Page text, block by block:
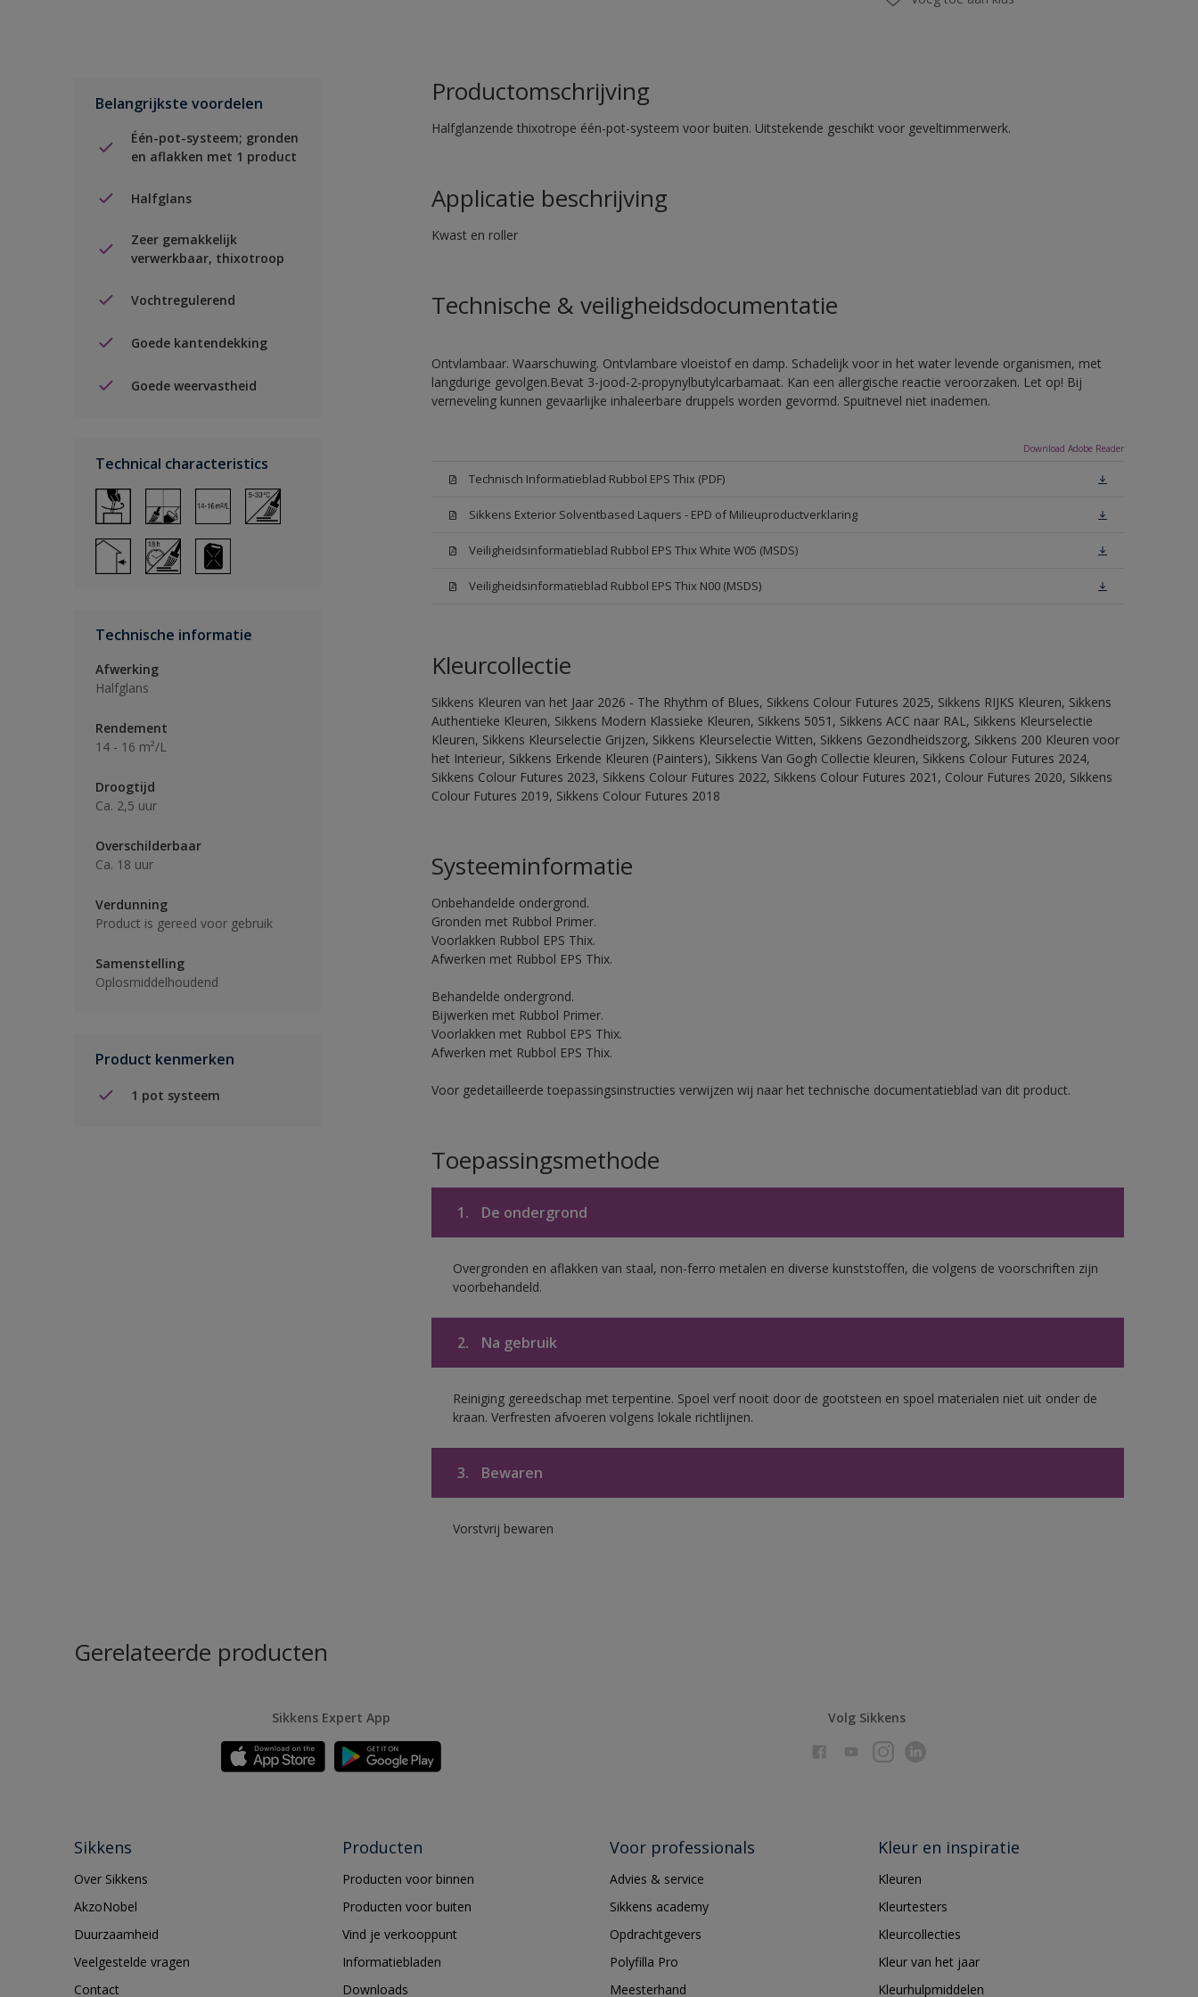
Belangrijkste voordelen
Één-pot-systeem; gronden
en aflakken met 1 product
Halfglans
Zeer gemakkelijk
verwerkbaar, thixotroop
Vochtregulerend
Goede kantendekking
Goede weervastheid
Technical characteristics
Technische informatie
Afwerking
Halfglans
Rendement
14 - 16 m²/L
Droogtijd
Ca. 2,5 uur
Overschilderbaar
Ca. 18 uur
Verdunning
Product is gereed voor gebruik
Samenstelling
Oplosmiddelhoudend
Product kenmerken
1 pot systeem
Productomschrijving
Halfglanzende thixotrope één-pot-systeem voor buiten. Uitstekende geschikt voor geveltimmerwerk.
Applicatie beschrijving
Kwast en roller
Technische & veiligheidsdocumentatie
Ontvlambaar. Waarschuwing. Ontvlambare vloeistof en damp. Schadelijk voor in het water levende organismen, met
langdurige gevolgen.Bevat 3-jood-2-propynylbutylcarbamaat. Kan een allergische reactie veroorzaken. Let op! Bij
verneveling kunnen gevaarlijke inhaleerbare druppels worden gevormd. Spuitnevel niet inademen.
Download Adobe Reader
Technisch Informatieblad Rubbol EPS Thix (PDF)
Sikkens Exterior Solventbased Laquers - EPD of Milieuproductverklaring
Veiligheidsinformatieblad Rubbol EPS Thix White W05 (MSDS)
Veiligheidsinformatieblad Rubbol EPS Thix N00 (MSDS)
Kleurcollectie
Sikkens Kleuren van het Jaar 2026 - The Rhythm of Blues, Sikkens Colour Futures 2025, Sikkens RIJKS Kleuren, Sikkens
Authentieke Kleuren, Sikkens Modern Klassieke Kleuren, Sikkens 5051, Sikkens ACC naar RAL, Sikkens Kleurselectie
Kleuren, Sikkens Kleurselectie Grijzen, Sikkens Kleurselectie Witten, Sikkens Gezondheidszorg, Sikkens 200 Kleuren voor
het Interieur, Sikkens Erkende Kleuren (Painters), Sikkens Van Gogh Collectie kleuren, Sikkens Colour Futures 2024,
Sikkens Colour Futures 2023, Sikkens Colour Futures 2022, Sikkens Colour Futures 2021, Colour Futures 2020, Sikkens
Colour Futures 2019, Sikkens Colour Futures 2018
Systeeminformatie
Onbehandelde ondergrond.
Gronden met Rubbol Primer.
Voorlakken Rubbol EPS Thix.
Afwerken met Rubbol EPS Thix.
Behandelde ondergrond.
Bijwerken met Rubbol Primer.
Voorlakken met Rubbol EPS Thix.
Afwerken met Rubbol EPS Thix.
Voor gedetailleerde toepassingsinstructies verwijzen wij naar het technische documentatieblad van dit product.
Toepassingsmethode
1. De ondergrond
Overgronden en aflakken van staal, non-ferro metalen en diverse kunststoffen, die volgens de voorschriften zijn
voorbehandeld.
2. Na gebruik
Reiniging gereedschap met terpentine. Spoel verf nooit door de gootsteen en spoel materialen niet uit onder de
kraan. Verfresten afvoeren volgens lokale richtlijnen.
3. Bewaren
Vorstvrij bewaren
Gerelateerde producten
Sikkens Expert App Volg Sikkens
Sikkens
Over Sikkens
AkzoNobel
Duurzaamheid
Veelgestelde vragen
Contact
Producten
Producten voor binnen
Producten voor buiten
Vind je verkooppunt
Informatiebladen
Downloads
Voor professionals
Advies & service
Sikkens academy
Opdrachtgevers
Polyfilla Pro
Meesterhand
Kleur en inspiratie
Kleuren
Kleurtesters
Kleurcollecties
Kleur van het jaar
Kleurhulpmiddelen